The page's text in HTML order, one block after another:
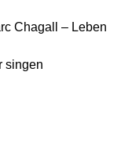
Chagall – Leben
singen